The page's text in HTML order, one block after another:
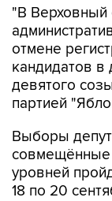
"В Верховный
отмене
кандидатов в
девятого
партией
Выборы
уровней
18 по 20